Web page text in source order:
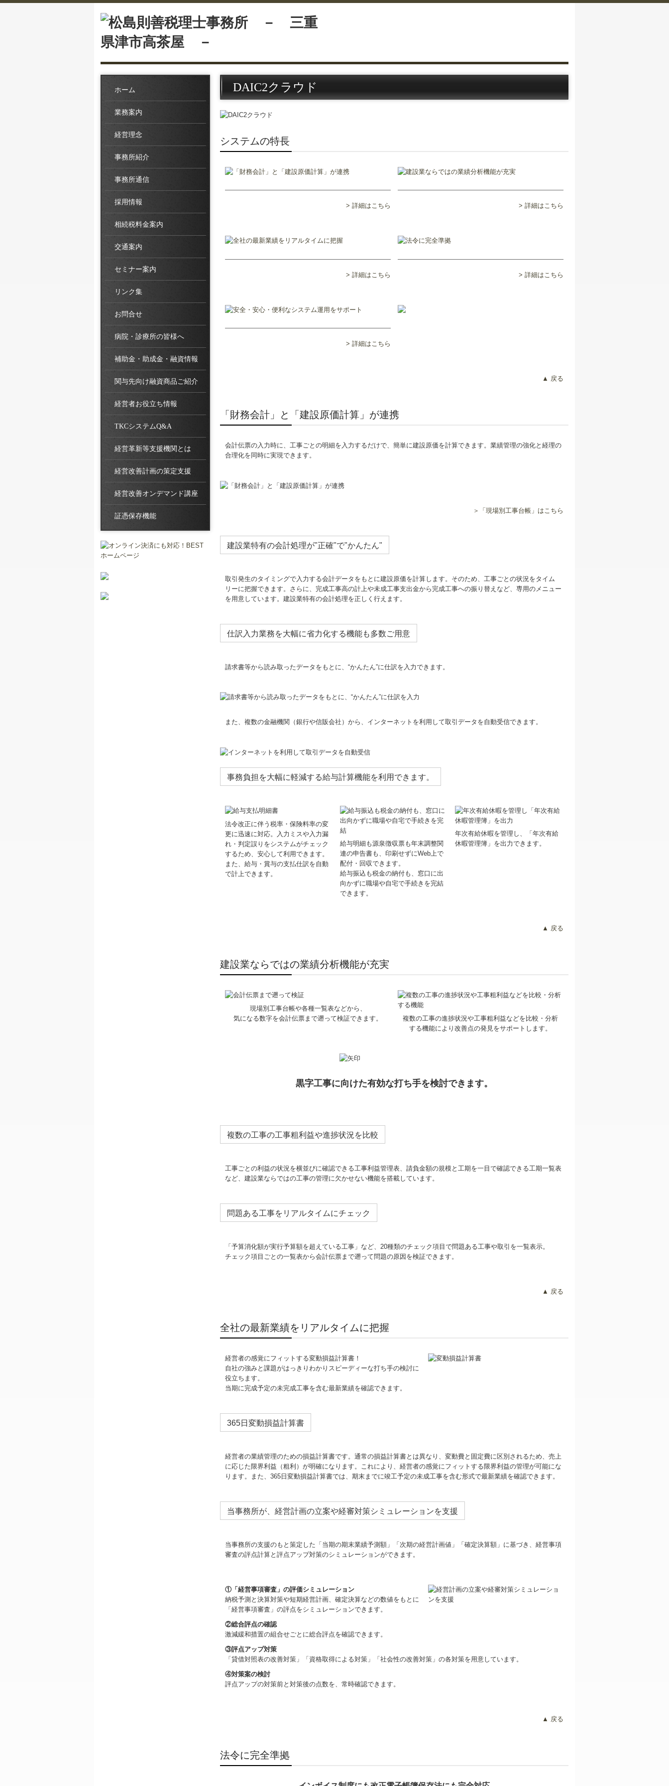
ホーム
業務案内
経営理念
事務所紹介
事務所通信
採用情報
相続税料金案内
交通案内
セミナー案内
リンク集
お問合せ
病院・診療所の皆様へ
補助金・助成金・融資情報
関与先向け融資商品ご紹介
経営者お役立ち情報
TKCシステムQ&A
経営革新等支援機関とは
経営改善計画の策定支援
経営改善オンデマンド講座
証憑保存機能
DAIC2クラウド
システムの特長
> 詳細はこちら > 詳細はこちら
> 詳細はこちら > 詳細はこちら
> 詳細はこちら
▲ 戻る
「財務会計」と「建設原価計算」が連携
会計伝票の入力時に、工事ごとの明細を入力するだけで、簡単に建設原価を計算できます。業績管理の強化と経理の
合理化を同時に実現できます。
＞「現場別工事台帳」はこちら
建設業特有の会計処理が"正確"で"かんたん"
取引発生のタイミングで入力する会計データをもとに建設原価を計算します。そのため、工事ごとの状況をタイム
リーに把握できます。さらに、完成工事高の計上や未成工事支出金から完成工事への振り替えなど、専用のメニュー
を用意しています。建設業特有の会計処理を正しく行えます。
仕訳入力業務を大幅に省力化する機能も多数ご用意
請求書等から読み取ったデータをもとに、“かんたん”に仕訳を入力できます。
また、複数の金融機関（銀行や信販会社）から、インターネットを利用して取引データを自動受信できます。
事務負担を大幅に軽減する給与計算機能を利用できます。
法令改正に伴う税率・保険料率の変
更に迅速に対応。入力ミスや入力漏
れ・判定誤りをシステムがチェック
するため、安心して利用できます。
また、給与・賞与の支払仕訳を自動
で計上できます。
給与明細も源泉徴収票も年末調整関
連の申告書も、印刷せずにWeb上で
配付・回収できます。
給与振込も税金の納付も、窓口に出
向かずに職場や自宅で手続きを完結
できます。
年次有給休暇を管理し、「年次有給
休暇管理簿」を出力できます。
▲ 戻る
建設業ならではの業績分析機能が充実
現場別工事台帳や各種一覧表などから、
気になる数字を会計伝票まで遡って検証できます。
複数の工事の進捗状況や工事粗利益などを比較・分析
する機能により改善点の発見をサポートします。
黒字工事に向けた有効な打ち手を検討できます。
複数の工事の工事粗利益や進捗状況を比較
工事ごとの利益の状況を横並びに確認できる工事利益管理表、請負金額の規模と工期を一目で確認できる工期一覧表
など、建設業ならではの工事の管理に欠かせない機能を搭載しています。
問題ある工事をリアルタイムにチェック
「予算消化額が実行予算額を超えている工事」など、20種類のチェック項目で問題ある工事や取引を一覧表示。
チェック項目ごとの一覧表から会計伝票まで遡って問題の原因を検証できます。
▲ 戻る
全社の最新業績をリアルタイムに把握
経営者の感覚にフィットする変動損益計算書！
自社の強みと課題がはっきりわかりスピーディーな打ち手の検討に
役立ちます。
当期に完成予定の未完成工事を含む最新業績を確認できます。
365日変動損益計算書
経営者の業績管理のための損益計算書です。通常の損益計算書とは異なり、変動費と固定費に区別されるため、売上
に応じた限界利益（粗利）が明確になります。これにより、経営者の感覚にフィットする限界利益の管理が可能にな
ります。また、365日変動損益計算書では、期末までに竣工予定の未成工事を含む形式で最新業績を確認できます。
当事務所が、経営計画の立案や経審対策シミュレーションを支援
当事務所の支援のもと策定した「当期の期末業績予測額」「次期の経営計画値」「確定決算額」に基づき、経営事項
審査の評点計算と評点アップ対策のシミュレーションができます。
①「経営事項審査」の評価シミュレーション
納税予測と決算対策や短期経営計画、確定決算などの数値をもとに
「経営事項審査」の評点をシミュレーションできます。
②総合評点の確認
激減緩和措置の組合せごとに総合評点を確認できます。
③評点アップ対策
「貸借対照表の改善対策」「資格取得による対策」「社会性の改善対策」の各対策を用意しています。
④対策案の検討
評点アップの対策前と対策後の点数を、常時確認できます。
▲ 戻る
法令に完全準拠